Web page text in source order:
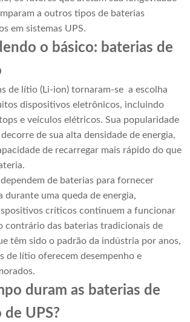
a outros tipos de baterias
​​em sistemas UPS.
o básico: baterias de
de lítio (Li-ion) tornaram-se a escolha
dispositivos eletrônicos, incluindo
e veículos elétricos. Sua popularidade
de sua alta densidade de energia,
de recarregar mais rápido do que
de baterias para fornecer
durante uma queda de energia,
críticos continuem a funcionar
contrário das baterias tradicionais de
têm sido o padrão da indústria por anos,
de lítio oferecem desempenho e
duram as baterias de
UPS?